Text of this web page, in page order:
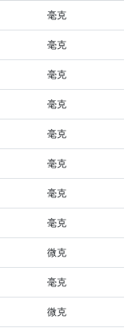
毫克
毫克
毫克
毫克
毫克
毫克
毫克
毫克
微克
毫克
微克